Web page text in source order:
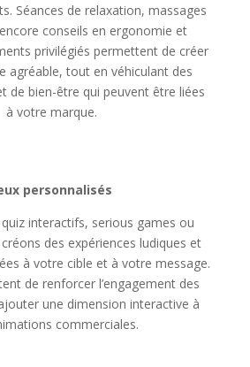
Séances de relaxation, massages
conseils en ergonomie et
privilégiés permettent de créer
agréable, tout en véhiculant des
de bien-être qui peuvent être liées
à votre marque.
personnalisés
quiz interactifs, serious games ou
des expériences ludiques et
à votre cible et à votre message.
de renforcer l’engagement des
une dimension interactive à
commerciales.